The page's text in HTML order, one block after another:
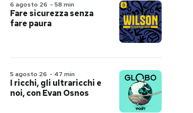
6 agosto 26 - 58 min
Fare sicurezza senza
fare paura
5 agosto 26 - 47 min
I ricchi, gli ultraricchi e
noi, con Evan Osnos